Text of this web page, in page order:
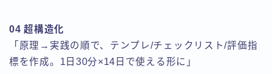
04 超構造化
「原理→実践の順で、テンプレ/チェックリスト/評価指
標を作成。1日30分×14日で使える形に」